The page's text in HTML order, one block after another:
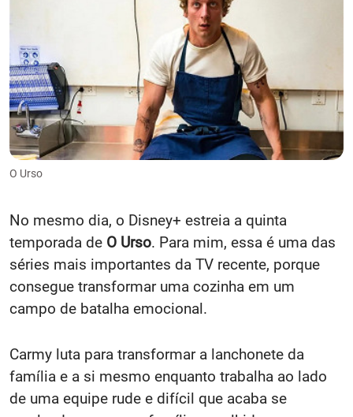
O Urso
No mesmo dia, o Disney+ estreia a quinta
temporada de O Urso. Para mim, essa é uma das
séries mais importantes da TV recente, porque
consegue transformar uma cozinha em um
campo de batalha emocional.
Carmy luta para transformar a lanchonete da
família e a si mesmo enquanto trabalha ao lado
de uma equipe rude e difícil que acaba se